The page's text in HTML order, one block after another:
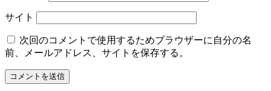
サイト
次回のコメントで使用するためブラウザーに自分の名
前、メールアドレス、サイトを保存する。